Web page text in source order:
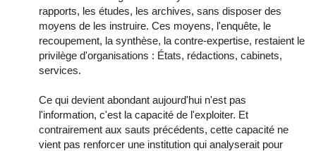
rapports, les études, les archives, sans disposer des
moyens de les instruire. Ces moyens, l'enquête, le
recoupement, la synthèse, la contre-expertise, restaient le
privilège d'organisations : États, rédactions, cabinets,
services.
Ce qui devient abondant aujourd'hui n'est pas
l'information, c'est la capacité de l'exploiter. Et
contrairement aux sauts précédents, cette capacité ne
vient pas renforcer une institution qui analyserait pour